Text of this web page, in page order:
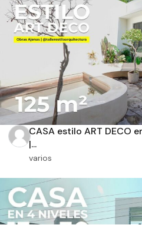
CASA estilo ART DECO
|...
varios